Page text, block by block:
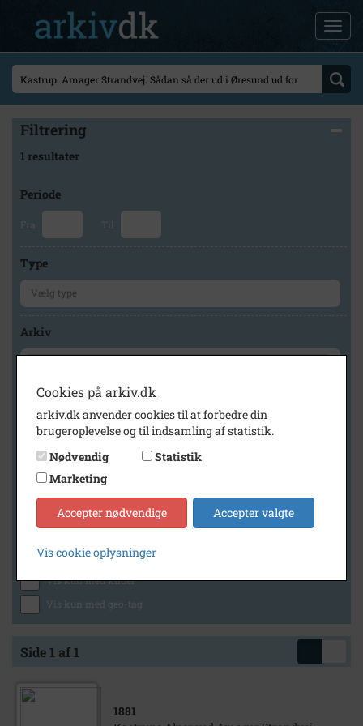
Filtrering
1 resultater
Periode
Fra Til
Type
Arkiv
Geografi
Generelt
Vis kun med billeder
Vis kun med lydklip
Vis kun med kilder
Vis kun med geo-tag
Side 1 af 1
1881
Cookies på arkiv.dk
arkiv.dk anvender cookies til at forbedre din
brugeroplevelse og til indsamling af statistik.
Nødvendig
Statistik
Marketing
Accepter nødvendige Accepter valgte
Vis cookie oplysninger